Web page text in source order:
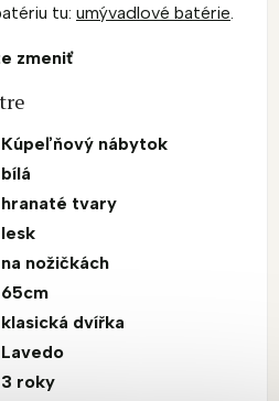
tu: umývadlové batérie
zmeniť
Kúpeľňový nábytok
bílá
hranaté tvary
lesk
na nožičkách
65cm
klasická dvířka
Lavedo
3 roky